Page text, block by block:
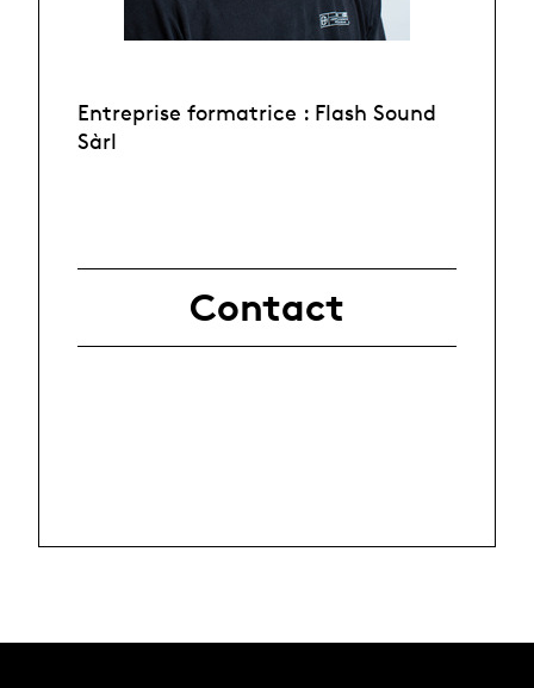
Entreprise formatrice : Flash Sound
Sàrl
Contact